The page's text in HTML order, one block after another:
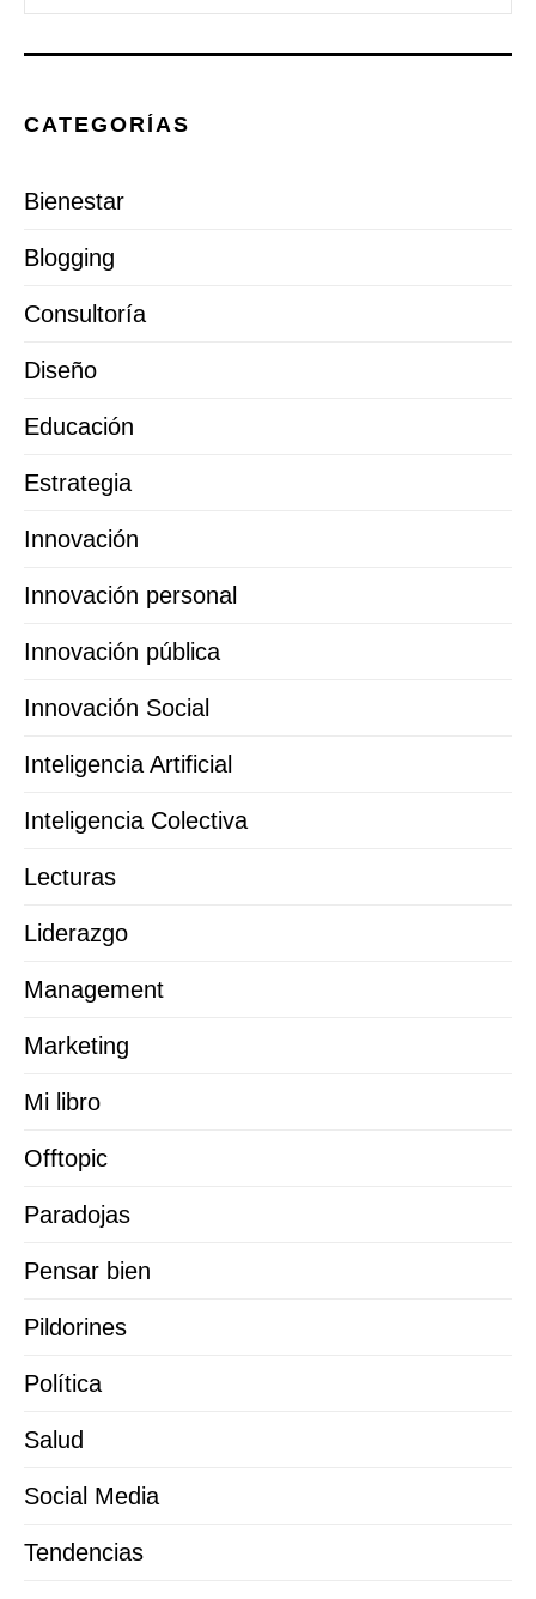
CATEGORÍAS
Bienestar
Blogging
Consultoría
Diseño
Educación
Estrategia
Innovación
Innovación personal
Innovación pública
Innovación Social
Inteligencia Artificial
Inteligencia Colectiva
Lecturas
Liderazgo
Management
Marketing
Mi libro
Offtopic
Paradojas
Pensar bien
Pildorines
Política
Salud
Social Media
Tendencias